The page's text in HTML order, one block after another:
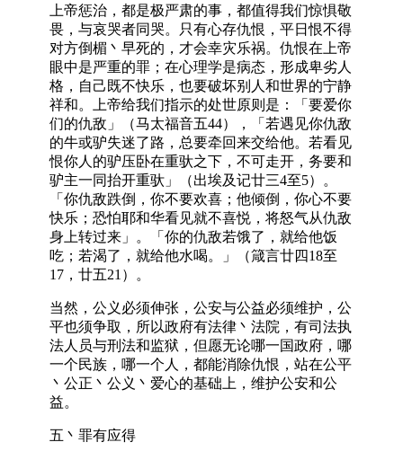
上帝惩治，都是极严肃的事，都值得我们惊惧敬
畏，与哀哭者同哭。只有心存仇恨，平日恨不得
对方倒楣丶早死的，才会幸灾乐祸。仇恨在上帝
眼中是严重的罪；在心理学是病态，形成卑劣人
格，自己既不快乐，也要破坏别人和世界的宁静
祥和。上帝给我们指示的处世原则是：「要爱你
们的仇敌」（马太福音五44），「若遇见你仇敌
的牛或驴失迷了路，总要牵回来交给他。若看见
恨你人的驴压卧在重驮之下，不可走开，务要和
驴主一同抬开重驮」（出埃及记廿三4至5）。
「你仇敌跌倒，你不要欢喜；他倾倒，你心不要
快乐；恐怕耶和华看见就不喜悦，将怒气从仇敌
身上转过来」。「你的仇敌若饿了，就给他饭
吃；若渴了，就给他水喝。」（箴言廿四18至
17，廿五21）。
当然，公义必须伸张，公安与公益必须维护，公
平也须争取，所以政府有法律丶法院，有司法执
法人员与刑法和监狱，但愿无论哪一国政府，哪
一个民族，哪一个人，都能消除仇恨，站在公平
丶公正丶公义丶爱心的基础上，维护公安和公
益。
五丶罪有应得